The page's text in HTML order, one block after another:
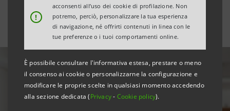
!
acconsenti all’uso dei cookie di profilazione. Non
potremo, perciò, personalizzare la tua esperienza
di navigazione, né offrirti contenuti in linea con le
tue preferenze o i tuoi comportamenti online.
È possibile consultare l'informativa estesa, prestare o meno
il consenso ai cookie o personalizzarne la configurazione e
modificare le proprie scelte in qualsiasi momento accedendo
alla sezione dedicata (Privacy- Cookie policy).